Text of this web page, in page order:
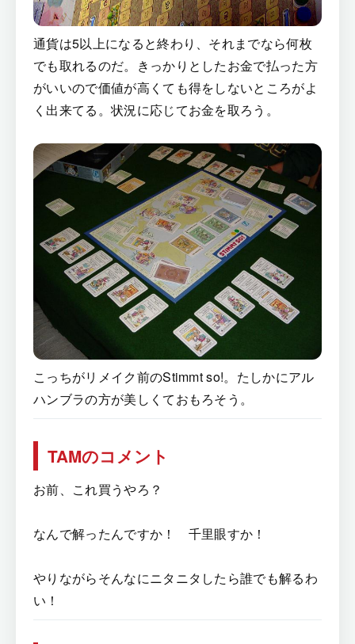
通貨は5以上になると終わり、それまでなら何枚
でも取れるのだ。きっかりとしたお金で払った方
がいいので価値が高くても得をしないところがよ
く出来てる。状況に応じてお金を取ろう。
こっちがリメイク前のStimmt so!。たしかにアル
ハンブラの方が美しくておもろそう。
TAMのコメント
お前、これ買うやろ？
なんで解ったんですか！ 千里眼すか！
やりながらそんなにニタニタしたら誰でも解るわ
い！